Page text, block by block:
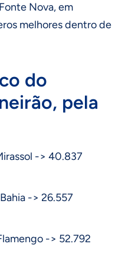
Nova, em
melhores dentro de
do
pela
-> 40.837
-> 26.557
-> 52.792